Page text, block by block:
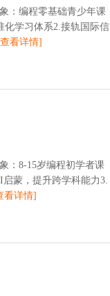
：编程零基础青少年课
化学习体系2.接轨国际信
看详情]
：8-15岁编程初学者课
蒙，提升跨学科能力3.
看详情]